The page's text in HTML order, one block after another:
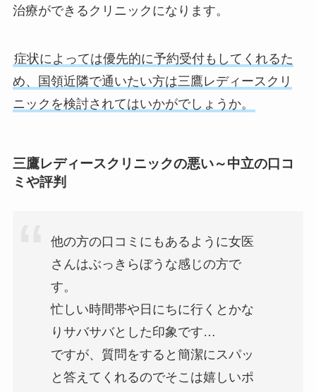
治療ができるクリニックになります。
症状によっては優先的に予約受付もしてくれるた
め、国領近隣で通いたい方は三鷹レディースクリ
ニックを検討されてはいかがでしょうか。
三鷹レディースクリニックの悪い～中立の口コ
ミや評判
他の方の口コミにもあるように女医
さんはぶっきらぼうな感じの方で
す。
忙しい時間帯や日にちに行くとかな
りサバサバとした印象です…
ですが、質問をすると簡潔にスパッ
と答えてくれるのでそこは嬉しいポ